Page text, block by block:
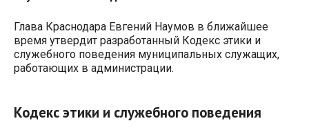
Глава Краснодара Евгений Наумов в ближайшее
время утвердит разработанный Кодекс этики и
служебного поведения муниципальных служащих,
работающих в администрации.
Кодекс этики и служебного поведения